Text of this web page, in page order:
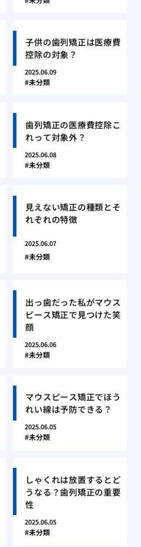
子供の歯列矯正は医療費
控除の対象？
2025.06.09
未分類
歯列矯正の医療費控除こ
れって対象外？
2025.06.08
未分類
見えない矯正の種類とそ
れぞれの特徴
2025.06.07
未分類
出っ歯だった私がマウス
ピース矯正で見つけた笑
顔
2025.06.06
未分類
マウスピース矯正でほう
れい線は予防できる？
2025.06.05
未分類
しゃくれは放置するとど
うなる？歯列矯正の重要
性
2025.06.05
未分類